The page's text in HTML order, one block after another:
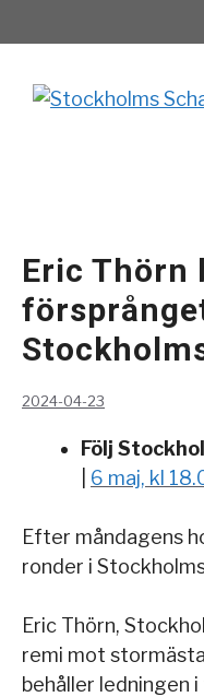
till
Eric Thörn
2024-04-23
Följ
6 maj, kl
Efter måndagens
ronder i
Eric Thörn,
remi mot
behåller ledningen